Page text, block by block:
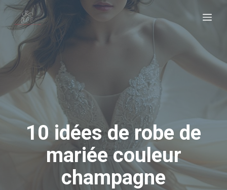
Aller
contenu
10 idées de robe de
mariée couleur
champagne